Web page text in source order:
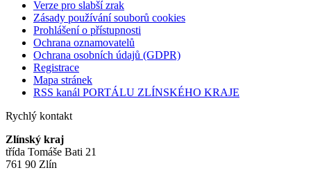
Verze pro slabší zrak
Zásady používání souborů cookies
Prohlášení o přístupnosti
Ochrana oznamovatelů
Ochrana osobních údajů (GDPR)
Registrace
Mapa stránek
RSS kanál PORTÁLU ZLÍNSKÉHO KRAJE
Rychlý kontakt
Zlínský kraj
třída Tomáše Bati 21
761 90 Zlín